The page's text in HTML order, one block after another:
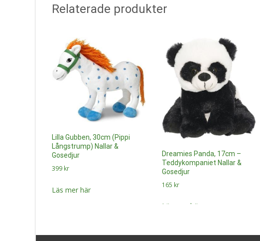
Relaterade produkter
Lilla Gubben, 30cm (Pippi
Långstrump) Nallar &
Gosedjur
399 kr
Läs mer här
Dreamies Panda, 17cm –
Teddykompaniet Nallar &
Gosedjur
165 kr
Läs mer här